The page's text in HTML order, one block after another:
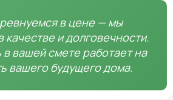
в цене — мы
качестве и долговечности.
вашей смете работает на
вашего будущего дома.